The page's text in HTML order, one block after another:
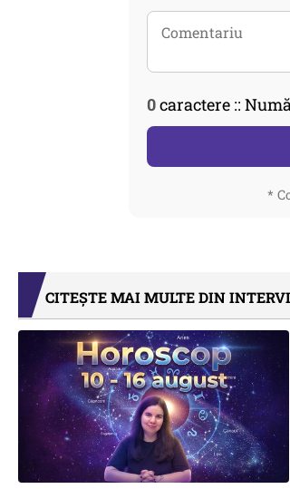
0caractere ::
*
CITEȘTE MAI MULTE DIN